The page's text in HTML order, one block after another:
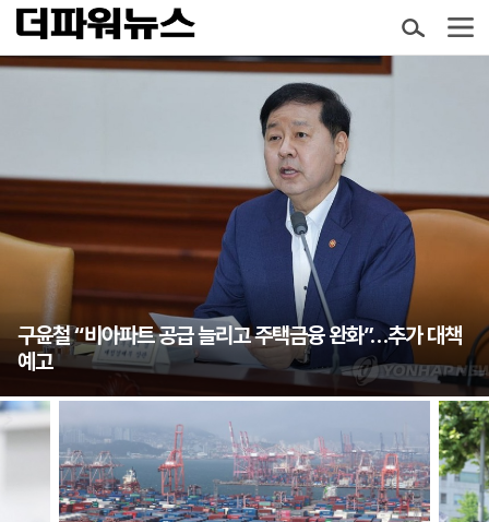
구윤철 “비아파트 공급 늘리고 주택금융 완화”…추가 대책
예고